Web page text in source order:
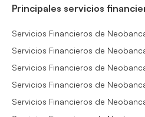
Principales servicios
Servicios Financieros de
Servicios Financieros de
Servicios Financieros de
Servicios Financieros de
Servicios Financieros de